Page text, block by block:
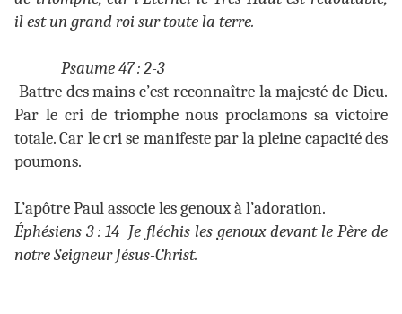
il est un grand roi sur toute la terre.
Psaume 47 : 2-3
Battre des mains c’est reconnaître la majesté de Dieu.
Par le cri de triomphe nous proclamons sa victoire
totale. Car le cri se manifeste par la pleine capacité des
poumons.
L’apôtre Paul associe les genoux à l’adoration.
Éphésiens 3 : 14 Je fléchis les genoux devant le Père de
notre Seigneur Jésus-Christ.